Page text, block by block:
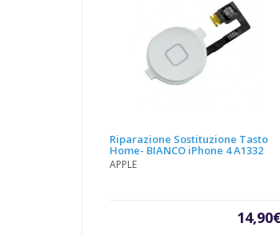
Riparazione Sostituzione Tasto
Home- BIANCO iPhone 4 A1332
APPLE
14,90